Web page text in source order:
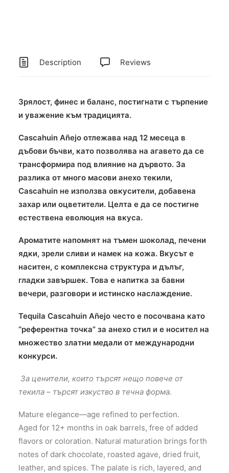
Description Reviews
Зрялост, финес и баланс, постигнати с търпение
и уважение към традицията.
Cascahuin Añejo отлежава над 12 месеца в
дъбови бъчви, като позволява на агавето да се
трансформира под влияние на дървото. За
разлика от много масови анехо текили,
Cascahuin не използва овкусители, добавена
захар или оцветители. Целта е да се постигне
естествена еволюция на вкуса.
Ароматите напомнят на тъмен шоколад, печени
ядки, зрели сливи и намек на кожа. Вкусът е
наситен, с комплексна структура и дълъг,
гладки завършек. Това е напитка за бавни
вечери, разговори и истинско наслаждение.
Tequila Cascahuin Añejo често е посочвана като
“референтна точка” за анехо стил и е носител на
множество златни медали от международни
конкурси.
За ценители, които търсят нещо повече от
текила – търсят изкуство в течна форма.
Mature elegance—age refined to perfection.
Aged for 12+ months in oak barrels, free of added
flavors or coloration. Natural maturation brings forth
notes of dark chocolate, roasted agave, dried fruit,
leather, and spices. The palate is rich, layered, and